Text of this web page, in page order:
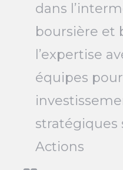
dans
boursière et
l’expertise
équipes
stratégiques
Actions